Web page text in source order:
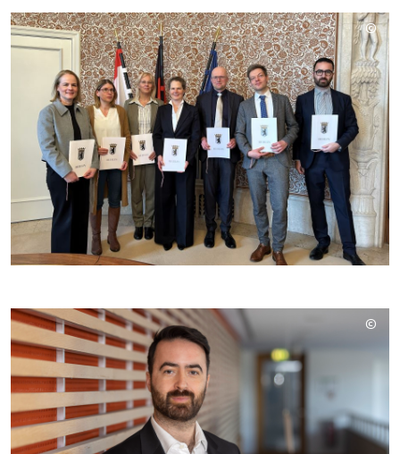
©
C
o
p
y
r
i
g
h
t
h
i
w
e
u
f
©
o
r